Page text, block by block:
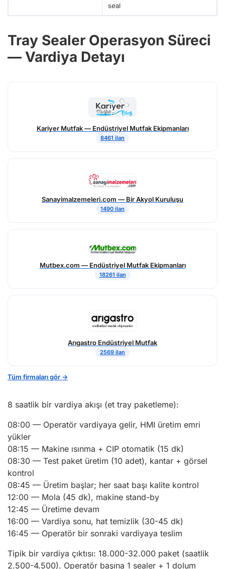
seal
Tray Sealer Operasyon Süreci
— Vardiya Detayı
Kariyer Mutfak — Endüstriyel Mutfak Ekipmanları
8461 ilan
Sanayimalzemeleri.com — Bir Akyol Kuruluşu
1490 ilan
Mutbex.com — Endüstriyel Mutfak Ekipmanları
18261 ilan
Arıgastro Endüstriyel Mutfak
2569 ilan
Tüm firmaları gör →
8 saatlik bir vardiya akışı (et tray paketleme):
08:00 — Operatör vardiyaya gelir, HMI üretim emri
yükler
08:15 — Makine ısınma + CIP otomatik (15 dk)
08:30 — Test paket üretim (10 adet), kantar + görsel
kontrol
08:45 — Üretim başlar; her saat başı kalite kontrol
12:00 — Mola (45 dk), makine stand-by
12:45 — Üretime devam
16:00 — Vardiya sonu, hat temizlik (30-45 dk)
16:45 — Operatör bir sonraki vardiyaya teslim
Tipik bir vardiya çıktısı: 18.000-32.000 paket (saatlik
2.500-4.500). Operatör başına 1 sealer + 1 dolum